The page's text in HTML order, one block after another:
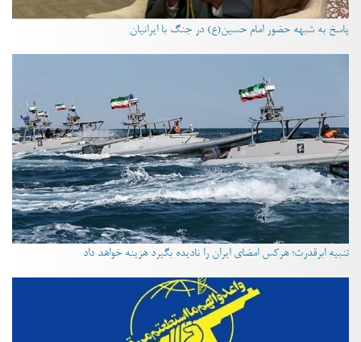
پاسخ به شبهه حضور امام حسین(ع) در جنگ با ایرانیان
تنبیه ابرقدرت؛ هرکس امضای ایران را نادیده بگیرد هزینه خواهد داد